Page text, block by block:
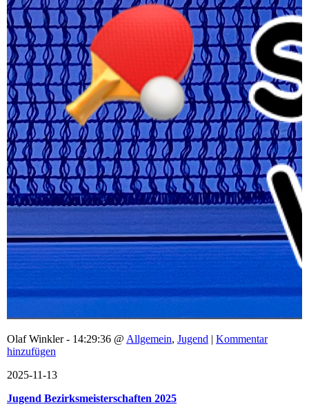
Olaf Winkler - 14:29:36 @ Allgemein, Jugend | Kommentar
hinzufügen
2025-11-13
Jugend Bezirksmeisterschaften 2025